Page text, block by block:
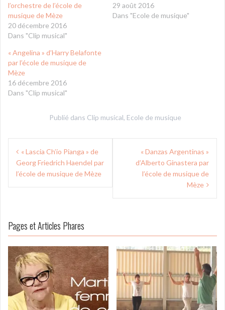
l’orchestre de l’école de
musique de Mèze
20 décembre 2016
Dans "Clip musical"
29 août 2016
Dans "Ecole de musique"
« Angelina » d’Harry Belafonte
par l’école de musique de
Mèze
16 décembre 2016
Dans "Clip musical"
Publié dans Clip musical, Ecole de musique
Navigation
de
l’article
« Lascia Ch’io Pianga » de
Georg Friedrich Haendel par
l’école de musique de Mèze
« Danzas Argentinas »
d’Alberto Ginastera par
l’école de musique de
Mèze
Pages et Articles Phares